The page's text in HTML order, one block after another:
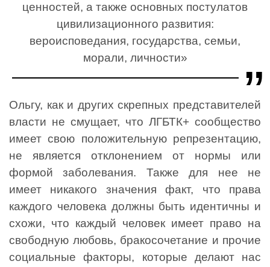
ценностей, а также основных постулатов
цивилизационного развития:
вероисповедания, государства, семьи,
морали, личности»
Ольгу, как и других скрепных представителей
власти не смущает, что ЛГБТК+ сообщество
имеет свою положительную репрезентацию,
не является отклонением от нормы или
формой заболевания. Также для нее не
имеет никакого значения факт, что права
каждого человека должны быть идентичны и
схожи, что каждый человек имеет право на
свободную любовь, бракосочетание и прочие
социальные факторы, которые делают нас